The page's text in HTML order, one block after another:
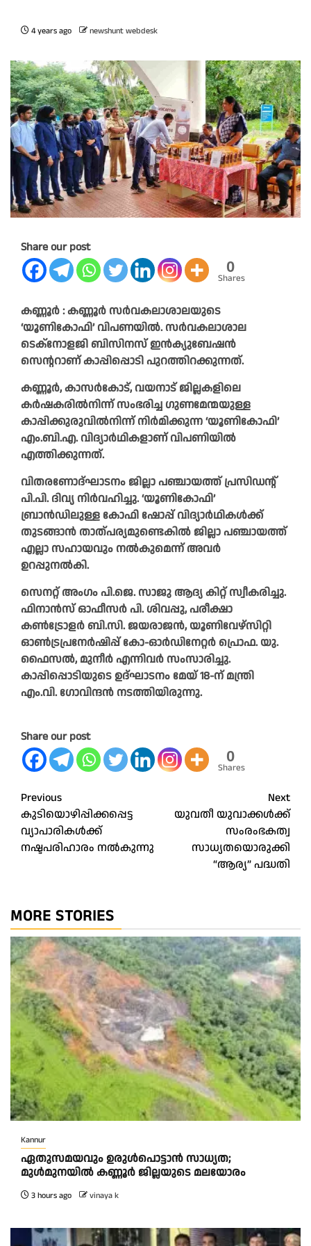
4 years ago newshunt webdesk
Share our post
0
Shares
കണ്ണൂർ : കണ്ണൂർ സർവകലാശാലയുടെ
‘യൂണികോഫി’ വിപണയിൽ. സർവകലാശാല
ടെക്‌നോളജി ബിസിനസ് ഇൻക്യുബേഷൻ
സെന്ററാണ് കാപ്പിപ്പൊടി പുറത്തിറക്കുന്നത്.
കണ്ണൂർ, കാസർകോട്, വയനാട് ജില്ലകളിലെ
കർഷകരിൽനിന്ന്‌ സംഭരിച്ച ഗുണമേന്മയുള്ള
കാപ്പിക്കുരുവിൽനിന്ന്‌ നിർമിക്കുന്ന ‘യൂണികോഫി’
എം.ബി.എ. വിദ്യാർഥികളാണ് വിപണിയിൽ
എത്തിക്കുന്നത്.
വിതരണോദ്ഘാടനം ജില്ലാ പഞ്ചായത്ത് പ്രസിഡന്റ്
പി.പി. ദിവ്യ നിർവഹിച്ചു. ‘യൂണികോഫി’
ബ്രാൻഡിലുള്ള കോഫി ഷോപ്പ് വിദ്യാർഥികൾക്ക്
തുടങ്ങാൻ താത്‌പര്യമുണ്ടെകിൽ ജില്ലാ പഞ്ചായത്ത്
എല്ലാ സഹായവും നൽകുമെന്ന് അവർ
ഉറപ്പുനൽകി.
സെനറ്റ് അംഗം പി.ജെ. സാജു ആദ്യ കിറ്റ് സ്വീകരിച്ചു.
ഫിനാൻസ് ഓഫീസർ പി. ശിവപ്പു, പരീക്ഷാ
കൺട്രോളർ ബി.സി. ജയരാജൻ, യൂണിവേഴ്‌സിറ്റി
ഓൺട്രപ്രനേർഷിപ്പ് കോ-ഓർഡിനേറ്റർ പ്രൊഫ. യു.
ഫൈസൽ, മുനീർ എന്നിവർ സംസാരിച്ചു.
കാപ്പിപ്പൊടിയുടെ ഉദ്ഘാടനം മേയ് 18-ന് മന്ത്രി
എം.വി. ഗോവിന്ദൻ നടത്തിയിരുന്നു.
Share our post
0
Shares
Post
navigation
Previous
കുടിയൊഴിപ്പിക്കപ്പെട്ട
വ്യാപാരികൾക്ക്
നഷ്ടപരിഹാരം നൽകുന്നു
Next
യുവതീ യുവാക്കൾക്ക്
സംരംഭകത്വ
സാധ്യതയൊരുക്കി
“ആര്യ” പദ്ധതി
MORE STORIES
Kannur
ഏതുസമയവും ഉരുൾപൊട്ടാൻ സാധ്യത;
മുൾമുനയിൽ കണ്ണൂർ ജില്ലയുടെ മലയോരം
3 hours ago vinaya k